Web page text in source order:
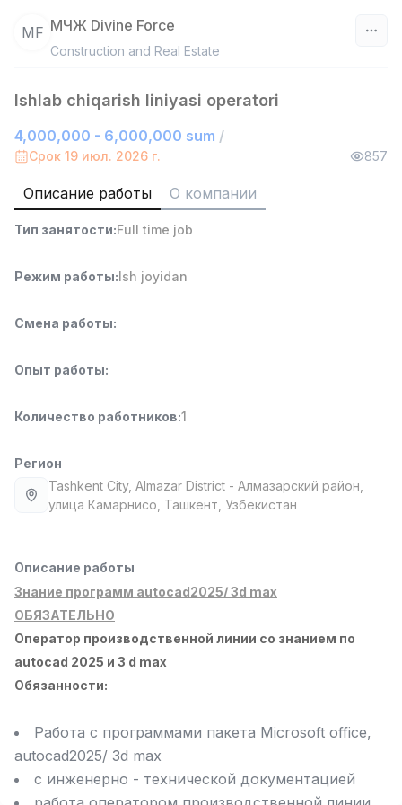
Агент по продажам
VITAREX
Side job
Ish joyidan
6,000,000 - 15,000,000 sum
Работник склада
4,280,000 sum
Full time job
Ish joyidan
Доставка
3,500,000 - 8,000,000 sum/
ASIAN
Фармацевт
3,000,000 - 10,000,000 sum/
Full time job
Ish joyidan
девушек!)
NAFF
Full time job
Ish joyidan
Агент по продажам TOP
МF МЧЖ Divine Force
Construction and Real Estate
Ishlab chiqarish liniyasi operatori
4,000,000 - 6,000,000 sum /
Срок 19 июл. 2026 г. 857
Описание работы О компании
Тип занятости:Full time job
Режим работы:Ish joyidan
Смена работы:
Опыт работы:
Количество работников:1
Регион
Tashkent City, Almazar District - Алмазарский район,
улица Камарнисо, Ташкент, Узбекистан
Описание работы
Знание программ autocad2025/ 3d max
ОБЯЗАТЕЛЬНО
Оператор производственной линии со знанием по
autocad 2025 и 3 d max
Обязанности:
Работа с программами пакета Microsoft office,
autocad2025/ 3d max
с инженерно - технической документацией
Вакансии Категории Компании Профиль